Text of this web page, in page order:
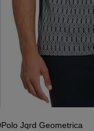
Polo Jqrd Geometrica